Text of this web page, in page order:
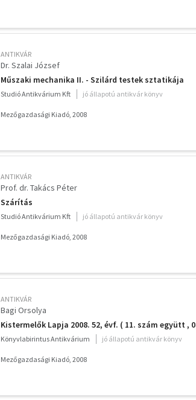
ANTIKVÁR
Dr. Szalai József
Műszaki mechanika II. - Szilárd testek sztatikája
Studió Antikvárium Kft jó állapotú antikvár könyv
Mezőgazdasági Kiadó, 2008
ANTIKVÁR
Prof. dr. Takács Péter
Szárítás
Studió Antikvárium Kft jó állapotú antikvár könyv
Mezőgazdasági Kiadó, 2008
ANTIKVÁR
Bagi Orsolya
Kistermelők Lapja 2008. 52, évf. ( 11. szám együtt ,
Könyvlabirintus Antikvárium jó állapotú antikvár könyv
Mezőgazdasági Kiadó, 2008